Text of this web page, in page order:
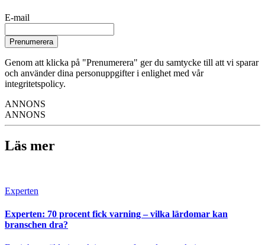
E-mail
Prenumerera
Genom att klicka på "Prenumerera" ger du samtycke till att vi sparar
och använder dina personuppgifter i enlighet med vår
integritetspolicy.
ANNONS
ANNONS
Läs mer
Experten
Experten: 70 procent fick varning – vilka lärdomar kan
branschen dra?